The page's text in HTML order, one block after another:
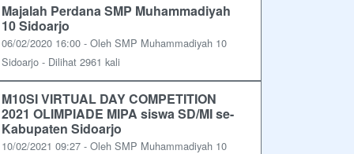
Majalah Perdana SMP Muhammadiyah
10 Sidoarjo
06/02/2020 16:00 - Oleh SMP Muhammadiyah 10
Sidoarjo - Dilihat 2961 kali
M10SI VIRTUAL DAY COMPETITION
2021 OLIMPIADE MIPA siswa SD/MI se-
Kabupaten Sidoarjo
10/02/2021 09:27 - Oleh SMP Muhammadiyah 10